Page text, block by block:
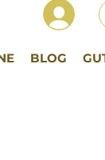
BLOG